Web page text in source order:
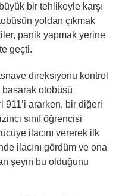
bir tehlikeyle karşı
yoldan çıkmak
panik yapmak yerine
geçti.
direksiyonu kontrol
basarak otobüsü
ararken, bir diğeri
sınıf öğrencisi
ilacını vererek ilk
ilacını gördüm ve ona
şeyin bu olduğunu